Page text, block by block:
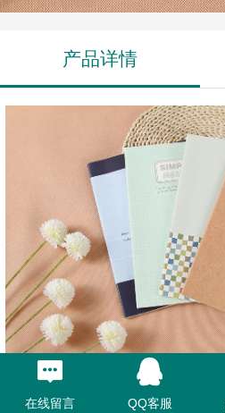
产品详情
在线留言 QQ客服